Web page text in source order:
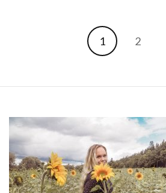
Artikkelien
Sivu
1 Sivu
2